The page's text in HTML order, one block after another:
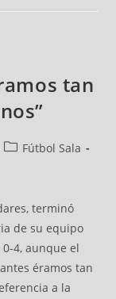
tan
Fútbol Sala
terminó
de su equipo
4, aunque el
éramos tan
a la